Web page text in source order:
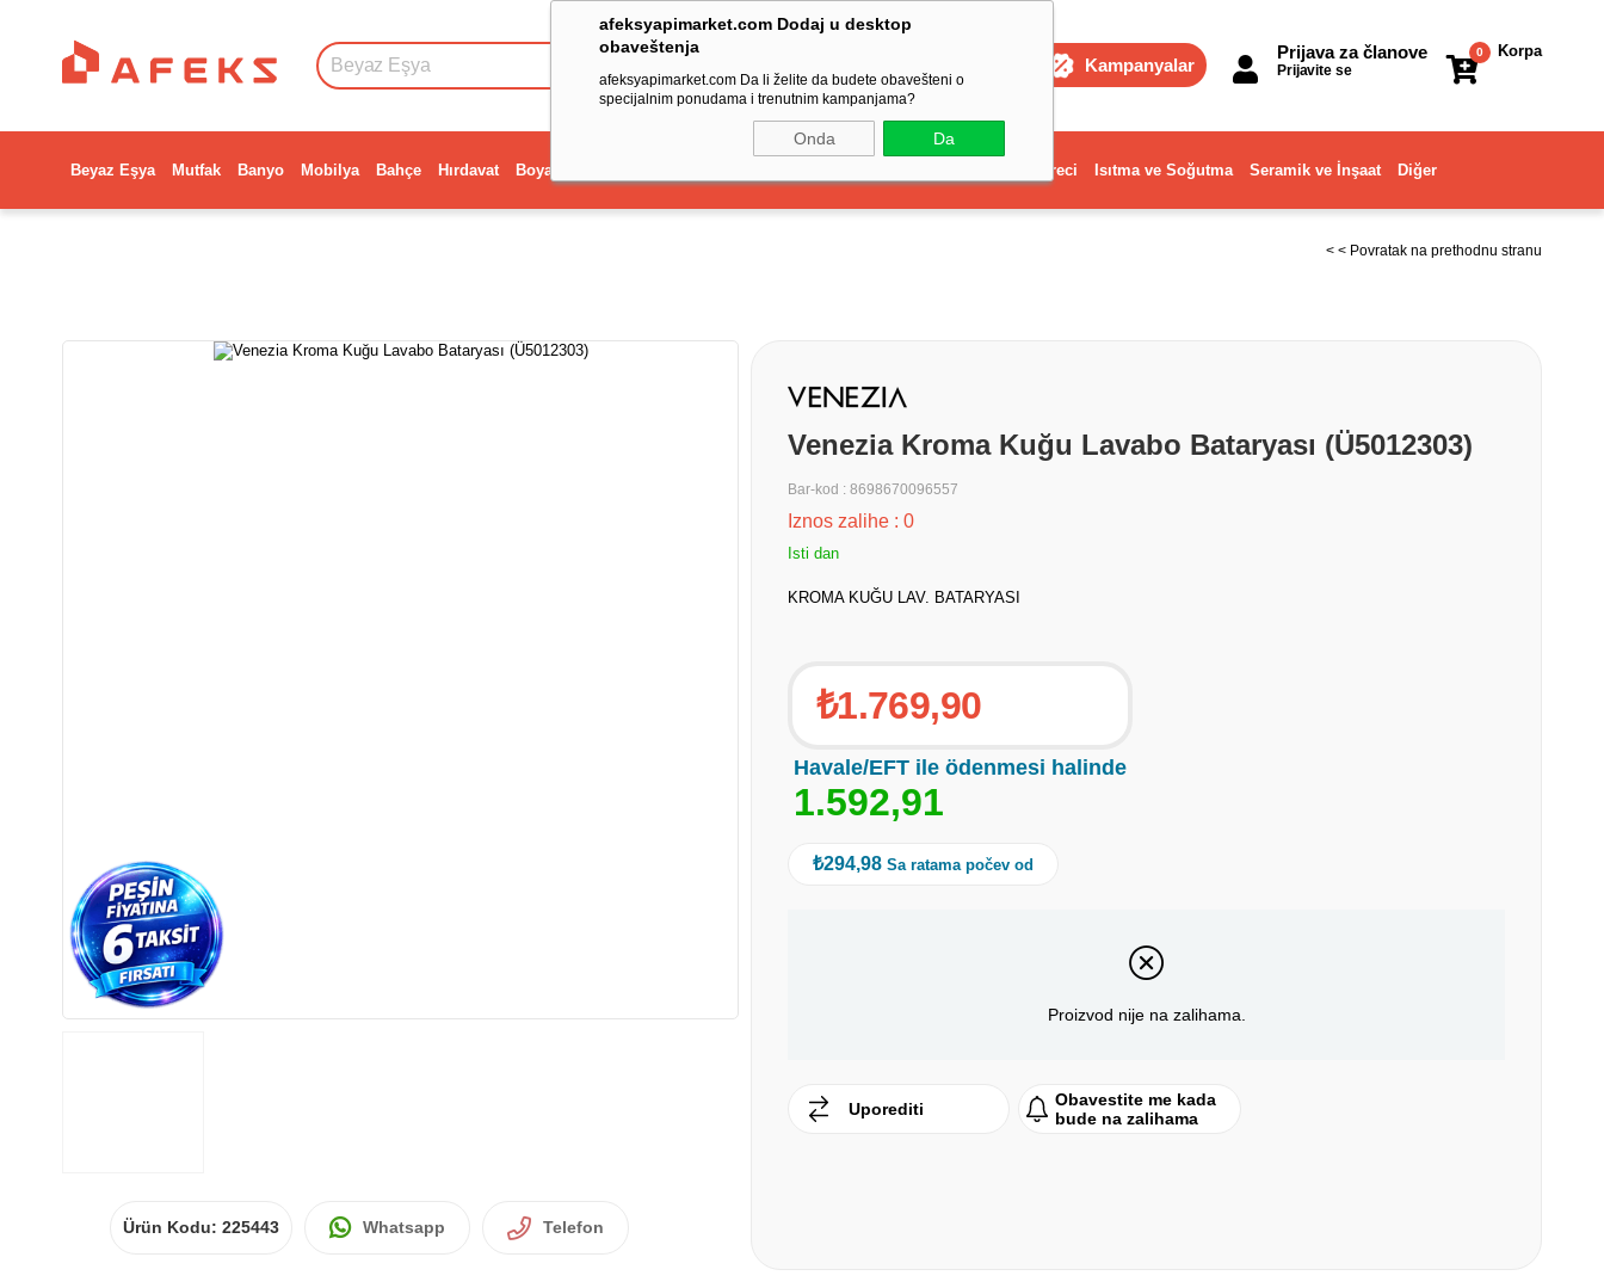
afeksyapimarket.com Dodaj u desktop
obaveštenja
afeksyapimarket.com Da li želite da budete obavešteni o
specijalnim ponudama i trenutnim kampanjama?
Onda Da
Kampanyalar
Korpa
0
Prijava za članove
Prijavite se
Beyaz Eşya Mutfak Banyo Mobilya Bahçe Hırdavat Boya Dekorasyon ve Ev Gereci Isıtma ve Soğutma Seramik ve İnşaat Diğer
< < Povratak na prethodnu stranu
Ürün Kodu: 225443 Whatsapp Telefon
Venezia Kroma Kuğu Lavabo Bataryası (Ü5012303)
Bar-kod : 8698670096557
Iznos zalihe : 0
Isti dan
KROMA KUĞU LAV. BATARYASI
₺1.769,90
Havale/EFT ile ödenmesi halinde
1.592,91
₺294,98 Sa ratama počev od
Proizvod nije na zalihama.
Uporediti
Obavestite me kada
bude na zalihama